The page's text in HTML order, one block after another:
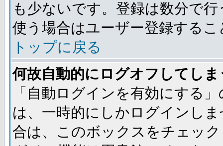
も少ないです。登録は数分で
使う場合はユーザー登録する
トップに戻る
何故自動的にログオフしてし
「自動ログインを有効にする
は、一時的にしかログインし
合は、このボックスをチェッ